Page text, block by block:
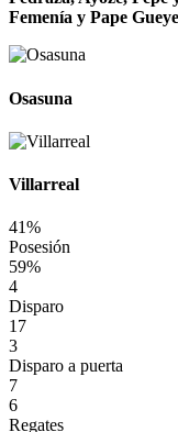
Femenía y Pape Gueye
Osasuna
Villarreal
41%
Posesión
59%
4
Disparo
17
3
Disparo a puerta
7
6
Regates